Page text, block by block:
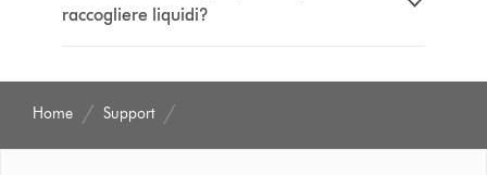
raccogliere liquidi?
Home Support